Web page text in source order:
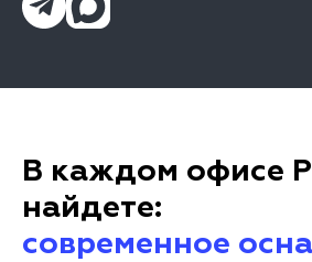
В каждом офисе
найдете:
современное